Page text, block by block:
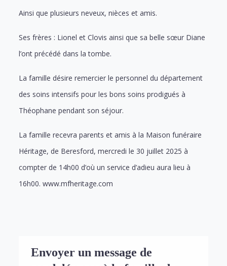
Ainsi que plusieurs neveux, nièces et amis.
Ses frères : Lionel et Clovis ainsi que sa belle sœur Diane
l’ont précédé dans la tombe.
La famille désire remercier le personnel du département
des soins intensifs pour les bons soins prodigués à
Théophane pendant son séjour.
La famille recevra parents et amis à la Maison funéraire
Héritage, de Beresford, mercredi le 30 juillet 2025 à
compter de 14h00 d’où un service d’adieu aura lieu à
16h00. www.mfheritage.com
Envoyer un message de